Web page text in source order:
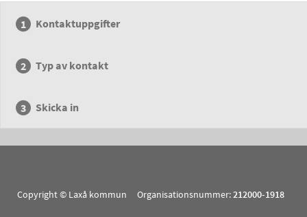
Kontaktuppgifter
Typ av kontakt
Skicka in
Copyright © Laxå kommun Organisationsnummer:212000-1918